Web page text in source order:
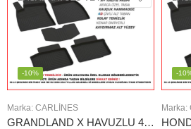
Marka: CARLINES
GRANDLAND X HAVUZLU 4D PASPAS
-10%
Marka:
-